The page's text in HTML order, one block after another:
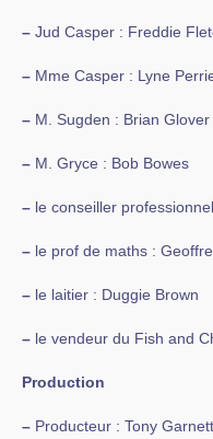
– Jud Casper : Freddie
– Mme Casper : Lyne
– M. Sugden : Brian Glover
– M. Gryce : Bob Bowes
– le conseiller
– le prof de maths :
– le laitier : Duggie Brown
– le vendeur du Fish and
Production
– Producteur : Tony Garnett